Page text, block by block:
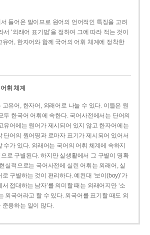
들어온 말이므로 원어의 언어적인 특징을 고려
‘외래어 표기법’을 정하여 그에 따라 적는 것이
유어, 한자어와 함께 국어의 어휘 체계에 정착한
휘 체계
유어, 한자어, 외래어로 나눌 수 있다. 이들은 원
두 한국어 어휘에 속한다. 국어사전에서는 단어의
유어에는 원어가 제시되어 있지 않고 한자어에는
단어의 원어명과 로마자 표기가 제시되어 있어서
수가 있다. 외래어는 국어의 어휘 체계에 속하지
로 구별된다. 하지만 실생활에서 그 구별이 명확
실적으로는 국어사전에 실린 어휘는 외래어, 실
구별하는 것이 편리하다. 예컨대 ‘보이(boy)’가
접대하는 남자’를 의미할 때는 외래어지만 ‘소
외국어라고 할 수 있다. 외국어를 표기할 때도 외
준용하는 일이 많다.